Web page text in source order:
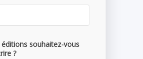
éditions souhaitez-vous
?